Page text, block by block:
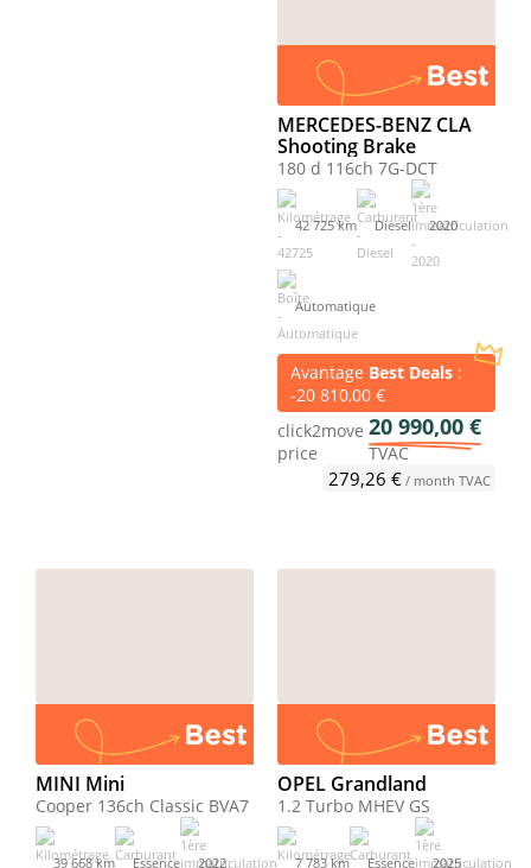
MERCEDES-BENZ CLA
Shooting Brake
180 d 116ch 7G-DCT
42 725 km Diesel 2020
Automatique
Avantage Best Deals :
-20 810,00 €
click2move
price
20 990,00 €
TVAC
279,26 €/ month TVAC
MINI Mini
Cooper 136ch Classic BVA7
39 668 km Essence 2022
OPEL Grandland
1.2 Turbo MHEV GS
7 783 km Essence 2025